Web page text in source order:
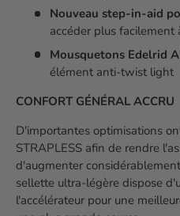
Nouveau step-in-aid
accéder plus facilement
Mousquetons Edelrid
élément anti-twist light
CONFORT GÉNÉRAL ACCRU
D'importantes optimisations
STRAPLESS afin de rendre
d'augmenter
sellette ultra-légère dispose
l'accélérateur pour une